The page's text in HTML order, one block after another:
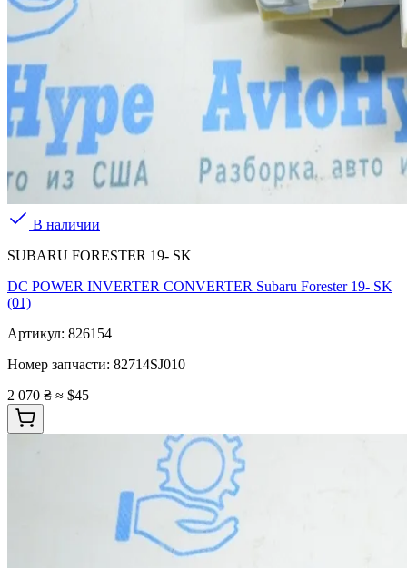
В наличии
SUBARU FORESTER 19- SK
DC POWER INVERTER CONVERTER Subaru Forester 19- SK
(01)
Артикул: 826154
Номер запчасти: 82714SJ010
2 070 ₴ ≈ $45